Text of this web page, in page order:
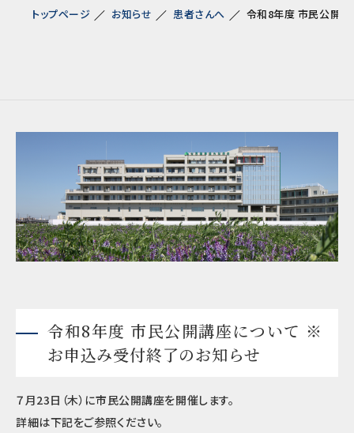
トップページ お知らせ 患者さんへ 令和8年度 市民公開
令和8年度 市民公開講座について ※
お申込み受付終了のお知らせ
７月23日（木）に市民公開講座を開催します。
詳細は下記をご参照ください。